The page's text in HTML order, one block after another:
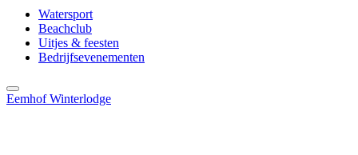
EN
DE
Watersport
Beachclub
Uitjes & feesten
Bedrijfsevenementen
Eemhof Winterlodge